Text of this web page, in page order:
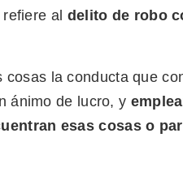
al delito de robo
cosas la conducta que
ánimo de lucro, y
esas cosas o